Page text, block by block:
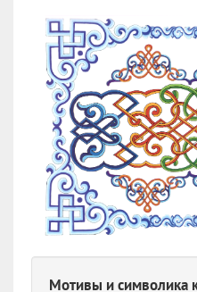
Мотивы и символика